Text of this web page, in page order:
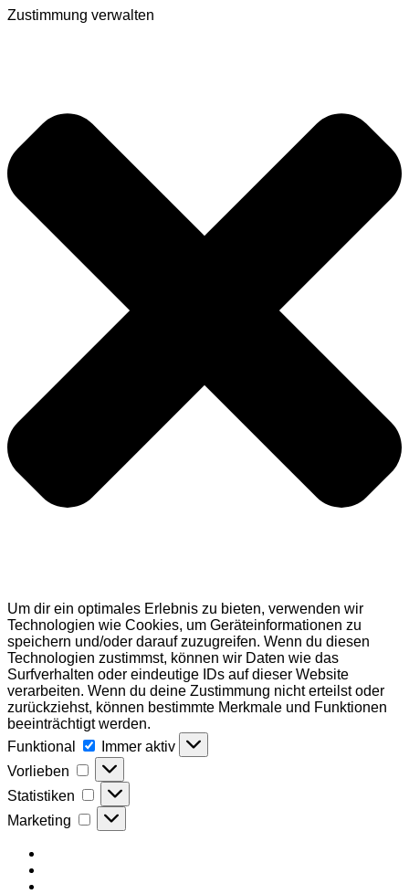
Zustimmung verwalten
Um dir ein optimales Erlebnis zu bieten, verwenden wir
Technologien wie Cookies, um Geräteinformationen zu
speichern und/oder darauf zuzugreifen. Wenn du diesen
Technologien zustimmst, können wir Daten wie das
Surfverhalten oder eindeutige IDs auf dieser Website
verarbeiten. Wenn du deine Zustimmung nicht erteilst oder
zurückziehst, können bestimmte Merkmale und Funktionen
beeinträchtigt werden.
Funktional
Funktional
Immer aktiv
Vorlieben
Vorlieben
Statistiken Statistiken
Marketing Marketing